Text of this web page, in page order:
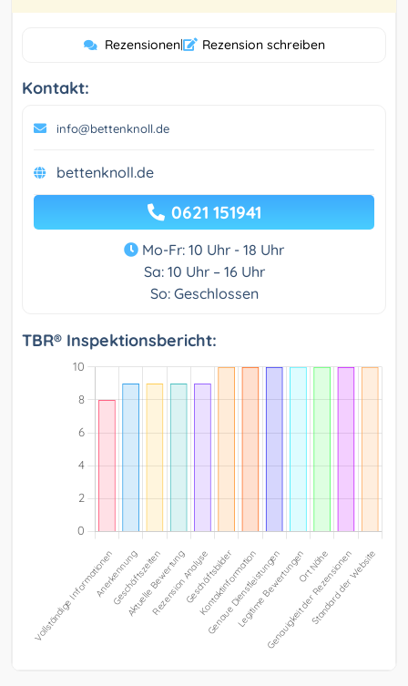
Rezensionen| Rezension schreiben
Kontakt:
info@bettenknoll.de
bettenknoll.de
0621 151941
Mo-Fr: 10 Uhr - 18 Uhr
Sa: 10 Uhr – 16 Uhr
So: Geschlossen
TBR® Inspektionsbericht: